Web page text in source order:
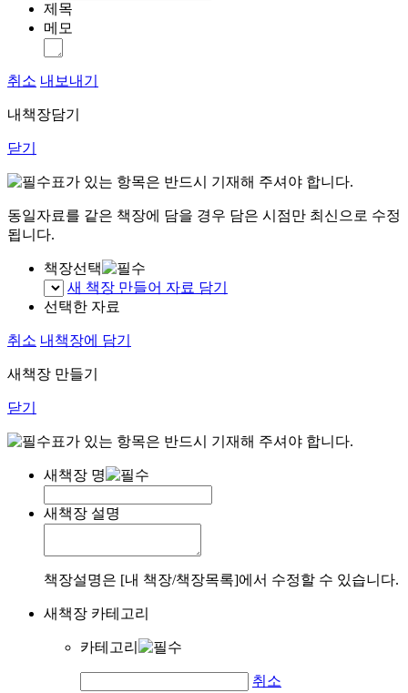
제목
메모
취소 내보내기
내책장담기
닫기
표가 있는 항목은 반드시 기재해 주셔야 합니다.
동일자료를 같은 책장에 담을 경우 담은 시점만 최신으로 수정
됩니다.
책장선택
새 책장 만들어 자료 담기
선택한 자료
취소 내책장에 담기
새책장 만들기
닫기
표가 있는 항목은 반드시 기재해 주셔야 합니다.
새책장 명
새책장 설명
책장설명은 [내 책장/책장목록]에서 수정할 수 있습니다.
새책장 카테고리
카테고리
취소